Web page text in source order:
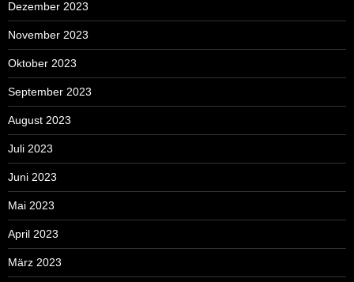
Dezember 2023
November 2023
Oktober 2023
September 2023
August 2023
Juli 2023
Juni 2023
Mai 2023
April 2023
März 2023